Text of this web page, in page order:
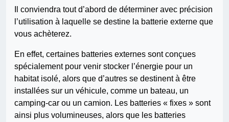
Il conviendra tout d’abord de déterminer avec précision
l’utilisation à laquelle se destine la batterie externe que
vous achèterez.
En effet, certaines batteries externes sont conçues
spécialement pour venir stocker l’énergie pour un
habitat isolé, alors que d’autres se destinent à être
installées sur un véhicule, comme un bateau, un
camping-car ou un camion. Les batteries « fixes » sont
ainsi plus volumineuses, alors que les batteries